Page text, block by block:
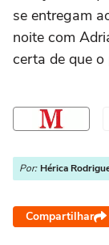
se entregam
noite com
certa de que o
Por: Hérica
Compartilhar